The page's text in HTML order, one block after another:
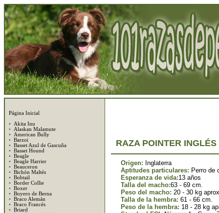
Página Inicial
•
Akita Inu
•
Alaskan Malamute
•
American Bully
• Barzoi
• Basset Azul de Gascuña
• Basset Hound
• Beagle
• Beagle Harrier
• Beauceron
• Bichón Maltés
• Bobtail
• Border Collie
• Boxer
• Boyero de Berna
• Braco Alemán
• Braco Francés
• Briard
RAZA POINTER INGLÉS
Origen: Inglaterra
Aptitudes particulares: Perro de
Esperanza de vida:13 años
Talla del macho:63 - 69 cm.
Peso del macho: 20 - 30 kg
Talla de la hembra: 61 - 66 cm.
Peso de la hembra: 18 - 28 kg